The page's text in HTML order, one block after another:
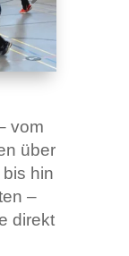
vom
über
hin
–
direkt